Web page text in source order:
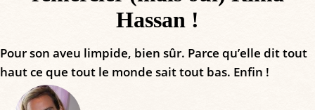
Hassan !
Pour son aveu limpide, bien sûr. Parce qu’elle dit tout
haut ce que tout le monde sait tout bas. Enfin !